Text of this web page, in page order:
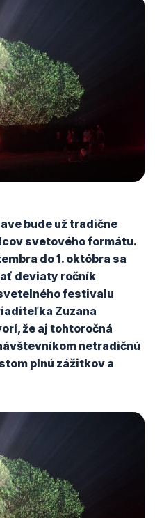
bude už tradične
svetového formátu.
do 1. októbra sa
deviaty ročník
festivalu
Zuzana
že aj tohtoročná
netradičnú
plnú zážitkov a